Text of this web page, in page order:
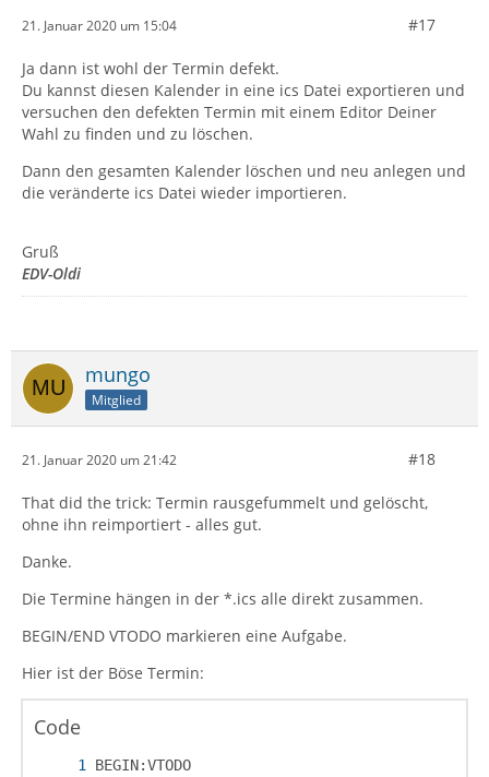
21. Januar 2020 um 15:04 #17
Ja dann ist wohl der Termin defekt.
Du kannst diesen Kalender in eine ics Datei exportieren und
versuchen den defekten Termin mit einem Editor Deiner
Wahl zu finden und zu löschen.
Dann den gesamten Kalender löschen und neu anlegen und
die veränderte ics Datei wieder importieren.
Gruß
EDV-Oldi
mungo
Mitglied
21. Januar 2020 um 21:42 #18
That did the trick: Termin rausgefummelt und gelöscht,
ohne ihn reimportiert - alles gut.
Danke.
Die Termine hängen in der *.ics alle direkt zusammen.
BEGIN/END VTODO markieren eine Aufgabe.
Hier ist der Böse Termin:
Code